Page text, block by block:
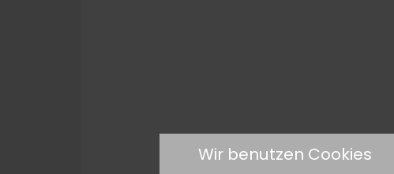
Wir benutzen Cookies